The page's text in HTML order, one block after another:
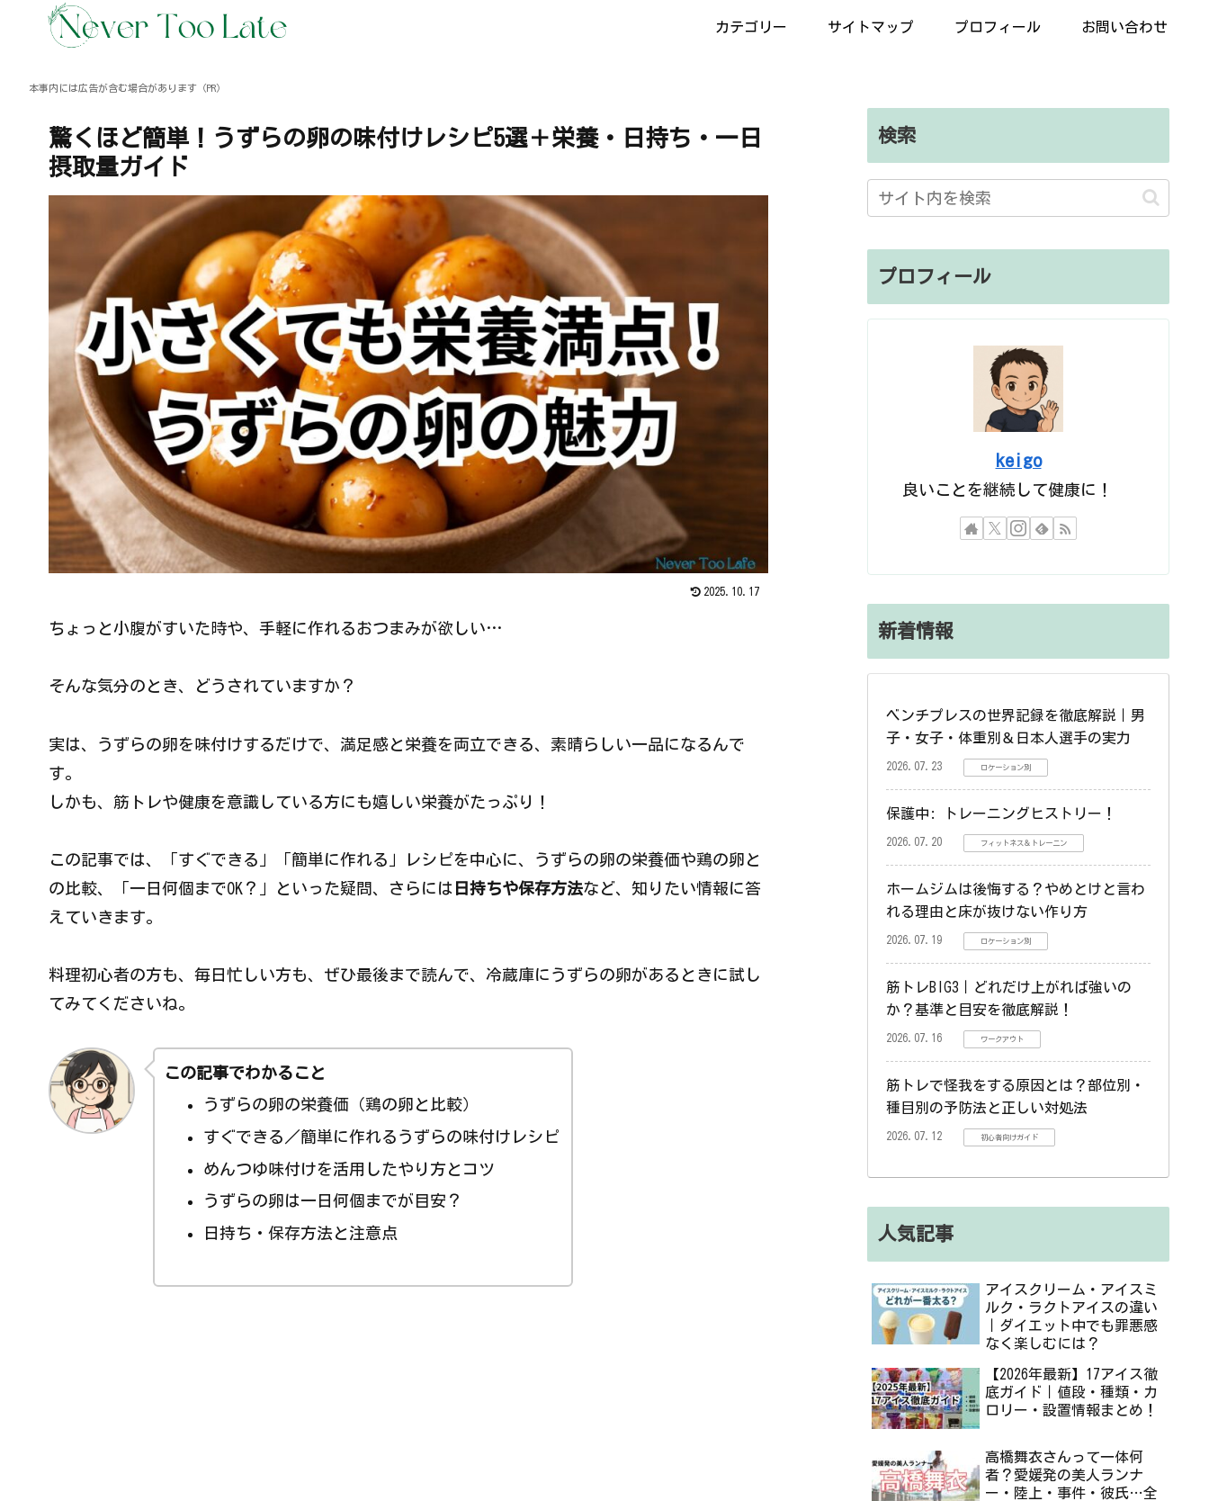
カテゴリー サイトマップ プロフィール お問い合わせ
本事内には広告が含む場合があります（PR）
驚くほど簡単！うずらの卵の味付けレシピ5選＋栄養・日持ち・一日
摂取量ガイド
2025.10.17
ちょっと小腹がすいた時や、手軽に作れるおつまみが欲しい…
そんな気分のとき、どうされていますか？
実は、うずらの卵を味付けするだけで、満足感と栄養を両立できる、素晴らしい一品になるんで
す。
しかも、筋トレや健康を意識している方にも嬉しい栄養がたっぷり！
この記事では、「すぐできる」「簡単に作れる」レシピを中心に、うずらの卵の栄養価や鶏の卵と
の比較、「一日何個までOK？」といった疑問、さらには 日持ちや保存方法など、知りたい情報に答
えていきます。
料理初心者の方も、毎日忙しい方も、ぜひ最後まで読んで、冷蔵庫にうずらの卵があるときに試し
てみてくださいね。
この記事でわかること
うずらの卵の栄養価（鶏の卵と比較）
すぐできる／簡単に作れるうずらの味付けレシピ
めんつゆ味付けを活用したやり方とコツ
うずらの卵は一日何個までが目安？
日持ち・保存方法と注意点
検索
プロフィール
keigo
良いことを継続して健康に！
新着情報
ベンチプレスの世界記録を徹底解説｜男
子・女子・体重別＆日本人選手の実力
2026.07.23 ロケーション別
保護中: トレーニングヒストリー！
2026.07.20 フィットネス＆トレーニン
ホームジムは後悔する？やめとけと言わ
れる理由と床が抜けない作り方
2026.07.19 ロケーション別
筋トレBIG3｜どれだけ上がれば強いの
か？基準と目安を徹底解説！
2026.07.16 ワークアウト
筋トレで怪我をする原因とは？部位別・
種目別の予防法と正しい対処法
2026.07.12 初心者向けガイド
人気記事
アイスクリーム・アイスミ
ルク・ラクトアイスの違い
｜ダイエット中でも罪悪感
なく楽しむには？
【2026年最新】17アイス徹
底ガイド｜値段・種類・カ
ロリー・設置情報まとめ！
高橋舞衣さんって一体何
者？愛媛発の美人ランナ
ー・陸上・事件・彼氏…全